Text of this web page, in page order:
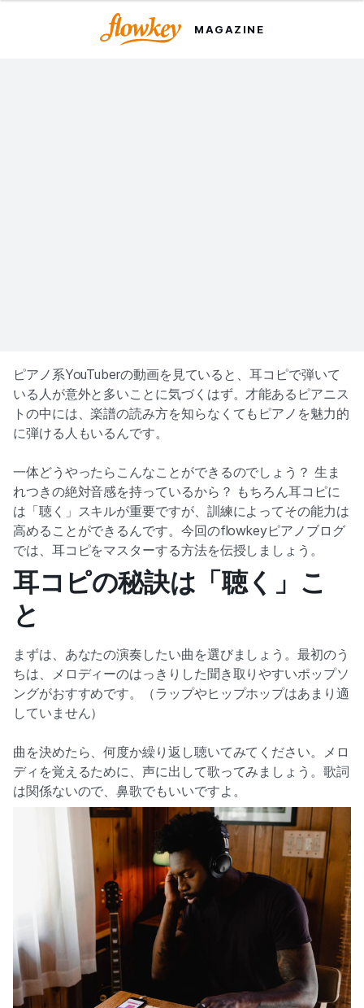
MAGAZINE
ピアノ系YouTuberの動画を見ていると、耳コピで弾いて
いる人が意外と多いことに気づくはず。才能あるピアニス
トの中には、楽譜の読み方を知らなくてもピアノを魅力的
に弾ける人もいるんです。
一体どうやったらこんなことができるのでしょう？ 生ま
れつきの絶対音感を持っているから？ もちろん耳コピに
は「聴く」スキルが重要ですが、訓練によってその能力は
高めることができるんです。今回のflowkeyピアノブログ
では、耳コピをマスターする方法を伝授しましょう。
耳コピの秘訣は「聴く」こ
と
まずは、あなたの演奏したい曲を選びましょう。最初のう
ちは、メロディーのはっきりした聞き取りやすいポップソ
ングがおすすめです。（ラップやヒップホップはあまり適
していません）
曲を決めたら、何度か繰り返し聴いてみてください。メロ
ディを覚えるために、声に出して歌ってみましょう。歌詞
は関係ないので、鼻歌でもいいですよ。